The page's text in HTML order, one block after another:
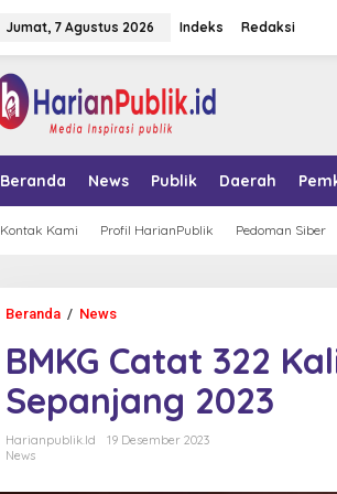
Jumat, 7 Agustus 2026 Indeks Redaksi
Beranda News Publik Daerah
Kontak Kami Profil HarianPublik Pedoman Siber
Beranda / News
K
G
C
a
t
BMKG Catat 322
Sepanjang 2023
Harianpublik.id
19 Desember 2023
News